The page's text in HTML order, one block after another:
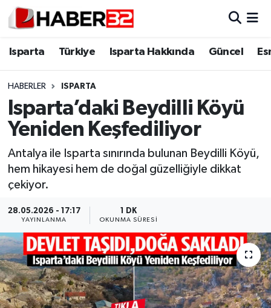
Isparta Türkiye Isparta Hakkında Güncel
HABERLER ISPARTA
Isparta’daki Beydilli Köyü
Yeniden Keşfediliyor
Antalya ile Isparta sınırında bulunan Beydilli Köyü,
hem hikayesi hem de doğal güzelliğiyle dikkat
çekiyor.
28.05.2026 - 17:17
YAYINLANMA
1 DK
OKUNMA SÜRESI
Isparta
Esnaf Diyor ki;
ASAYİŞ
BİLİM VE TEKNOLOJİ
GENEL
Güncel
HABERDE İNSAN
Isparta Nöbetçi Eczaneler
Isparta Trafik Yoğunluk Haritası
Süper Lig Puan Durumu ve Fikstür
Tüm Manşetler
Haber Arşivi